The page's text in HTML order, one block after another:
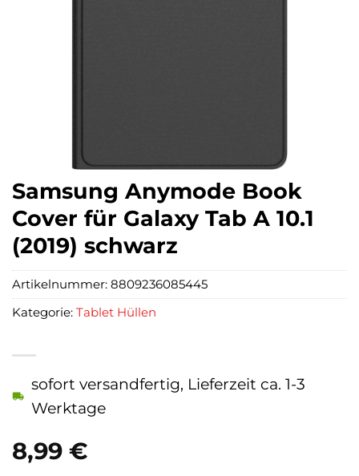
Samsung Anymode Book
Cover für Galaxy Tab A 10.1
(2019) schwarz
8,99 €
sofort versandfertig, Lieferzeit ca. 1-3
Werktage
Artikelnummer: 8809236085445
Kategorie: Tablet Hüllen